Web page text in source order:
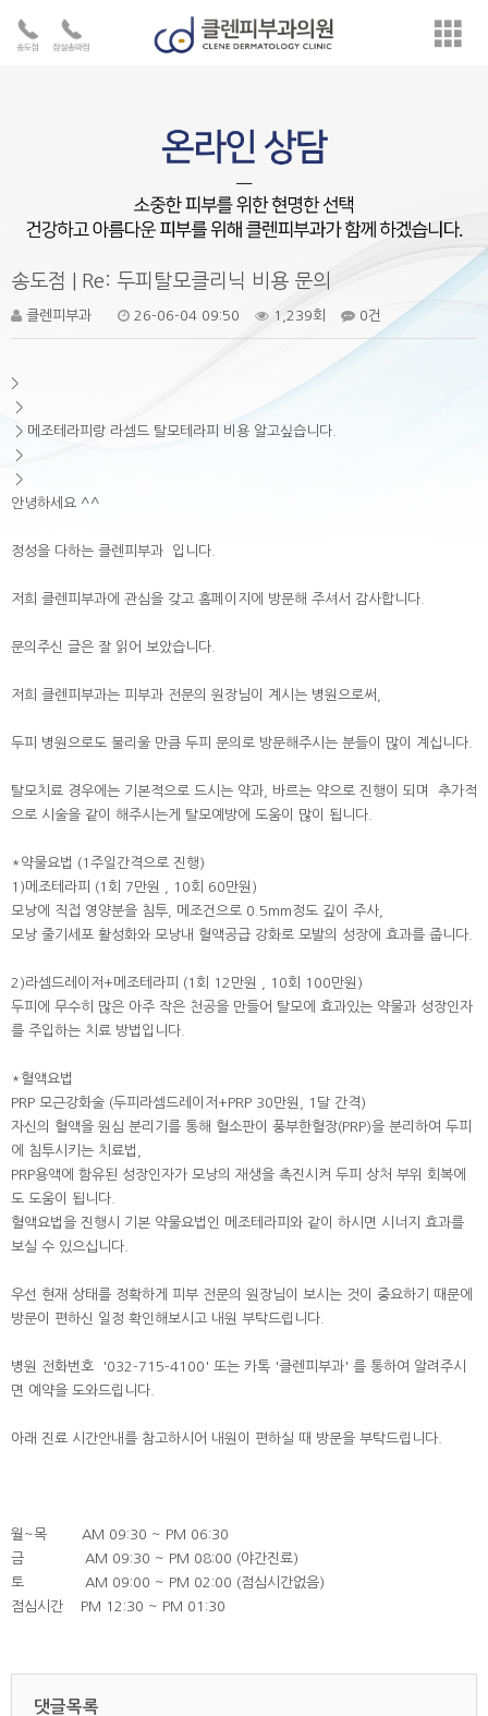
송도점 | Re: 두피탈모클리닉 비용 문의
클렌피부과 26-06-04 09:50 1,239회 0건
>
>
> 메조테라피랑 라셈드 탈모테라피 비용 알고싶습니다.
>
>
안녕하세요 ^^
정성을 다하는 클렌피부과 입니다.
저희 클렌피부과에 관심을 갖고 홈페이지에 방문해 주셔서 감사합니다.
문의주신 글은 잘 읽어 보았습니다.
저희 클렌피부과는 피부과 전문의 원장님이 계시는 병원으로써,
두피 병원으로도 불리울 만큼 두피 문의로 방문해주시는 분들이 많이 계십니다.
탈모치료 경우에는 기본적으로 드시는 약과, 바르는 약으로 진행이 되며 추가적
으로 시술을 같이 해주시는게 탈모예방에 도움이 많이 됩니다.
*약물요법 (1주일간격으로 진행)
1)메조테라피 (1회 7만원 , 10회 60만원)
모낭에 직접 영양분을 침투, 메조건으로 0.5mm정도 깊이 주사,
모낭 줄기세포 활성화와 모낭내 혈액공급 강화로 모발의 성장에 효과를 줍니다.
2)라셈드레이저+메조테라피 (1회 12만원 , 10회 100만원)
두피에 무수히 많은 아주 작은 천공을 만들어 탈모에 효과있는 약물과 성장인자
를 주입하는 치료 방법입니다.
*혈액요법
PRP 모근강화술 (두피라셈드레이저+PRP 30만원, 1달 간격)
자신의 혈액을 원심 분리기를 통해 혈소판이 풍부한혈장(PRP)을 분리하여 두피
에 침투시키는 치료법,
PRP용액에 함유된 성장인자가 모낭의 재생을 촉진시켜 두피 상처 부위 회복에
도 도움이 됩니다.
혈액요법을 진행시 기본 약물요법인 메조테라피와 같이 하시면 시너지 효과를
보실 수 있으십니다.
우선 현재 상태를 정확하게 피부 전문의 원장님이 보시는 것이 중요하기 때문에
방문이 편하신 일정 확인해보시고 내원 부탁드립니다.
병원 전화번호 '032-715-4100' 또는 카톡 '클렌피부과' 를 통하여 알려주시
면 예약을 도와드립니다.
아래 진료 시간안내를 참고하시어 내원이 편하실 때 방문을 부탁드립니다.
월~목 AM 09:30 ~ PM 06:30
금 AM 09:30 ~ PM 08:00 (야간진료)
토 AM 09:00 ~ PM 02:00 (점심시간없음)
점심시간 PM 12:30 ~ PM 01:30
댓글목록